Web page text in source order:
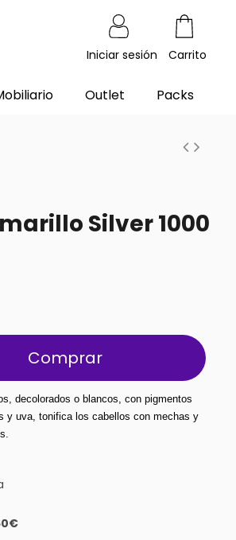
Iniciar sesión Carrito
Outlet Packs
Silver 1000
Comprar
decolorados o blancos, con pigmentos
y uva, tonifica los cabellos con mechas y